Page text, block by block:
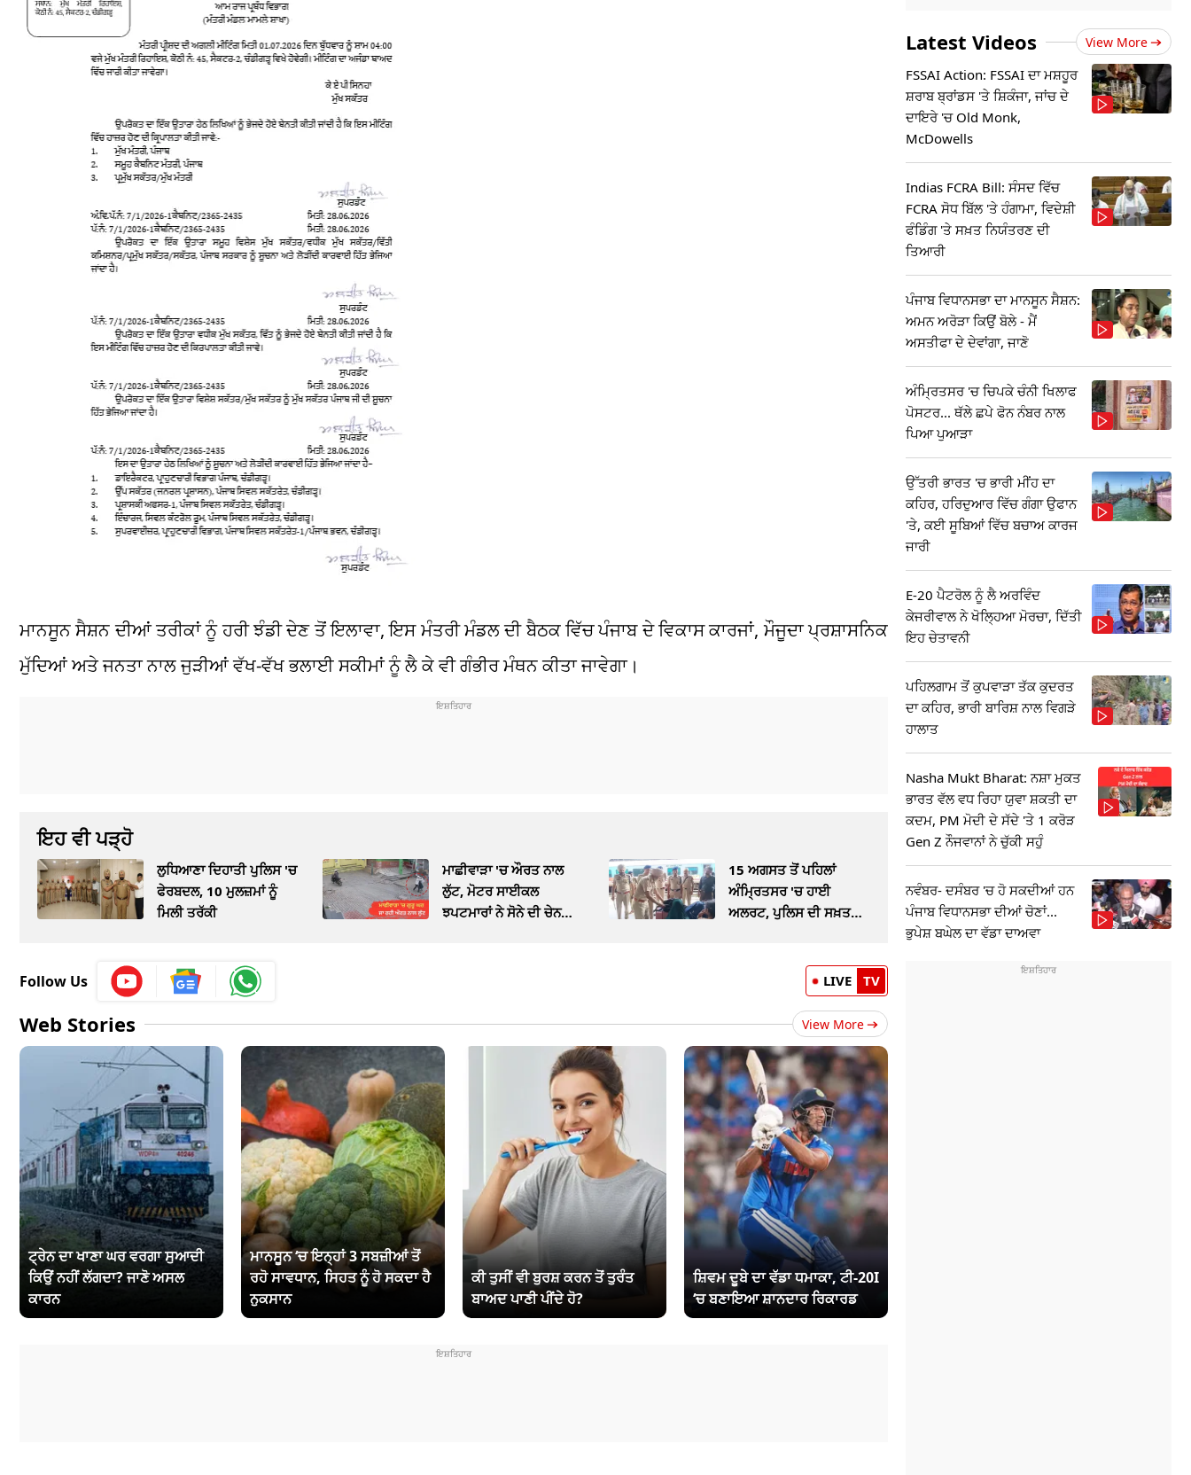
ਮਾਨਸੂਨ ਸੈਸ਼ਨ ਦੀਆਂ ਤਰੀਕਾਂ ਨੂੰ ਹਰੀ ਝੰਡੀ ਦੇਣ ਤੋਂ ਇਲਾਵਾ, ਇਸ ਮੰਤਰੀ ਮੰਡਲ ਦੀ ਬੈਠਕ ਵਿੱਚ ਪੰਜਾਬ ਦੇ ਵਿਕਾਸ ਕਾਰਜਾਂ, ਮੌਜੂਦਾ ਪ੍ਰਸ਼ਾਸਨਿਕ
ਮੁੱਦਿਆਂ ਅਤੇ ਜਨਤਾ ਨਾਲ ਜੁੜੀਆਂ ਵੱਖ-ਵੱਖ ਭਲਾਈ ਸਕੀਮਾਂ ਨੂੰ ਲੈ ਕੇ ਵੀ ਗੰਭੀਰ ਮੰਥਨ ਕੀਤਾ ਜਾਵੇਗਾ।
ਇਹ ਵੀ ਪੜ੍ਹੋ
ਲੁਧਿਆਣਾ ਦਿਹਾਤੀ ਪੁਲਿਸ 'ਚ
ਫੇਰਬਦਲ, 10 ਮੁਲਜ਼ਮਾਂ ਨੂੰ
ਮਿਲੀ ਤਰੱਕੀ
ਮਾਛੀਵਾੜਾ 'ਚ ਔਰਤ ਨਾਲ
ਲੁੱਟ, ਮੋਟਰ ਸਾਈਕਲ
ਝਪਟਮਾਰਾਂ ਨੇ ਸੋਨੇ ਦੀ ਚੇਨ
15 ਅਗਸਤ ਤੋਂ ਪਹਿਲਾਂ
ਅੰਮ੍ਰਿਤਸਰ 'ਚ ਹਾਈ
ਅਲਰਟ, ਪੁਲਿਸ ਦੀ ਸਖ਼ਤ
Follow Us LIVE TV
Web Stories View More
ਟ੍ਰੇਨ ਦਾ ਖਾਣਾ ਘਰ ਵਰਗਾ ਸੁਆਦੀ
ਕਿਉਂ ਨਹੀਂ ਲੱਗਦਾ? ਜਾਣੋ ਅਸਲ
ਕਾਰਨ
ਮਾਨਸੂਨ ‘ਚ ਇਨ੍ਹਾਂ 3 ਸਬਜ਼ੀਆਂ ਤੋਂ
ਰਹੋ ਸਾਵਧਾਨ, ਸਿਹਤ ਨੂੰ ਹੋ ਸਕਦਾ ਹੈ
ਨੁਕਸਾਨ
ਕੀ ਤੁਸੀਂ ਵੀ ਬੁਰਸ਼ ਕਰਨ ਤੋਂ ਤੁਰੰਤ
ਬਾਅਦ ਪਾਣੀ ਪੀਂਦੇ ਹੋ?
ਸ਼ਿਵਮ ਦੂਬੇ ਦਾ ਵੱਡਾ ਧਮਾਕਾ, ਟੀ-20I
‘ਚ ਬਣਾਇਆ ਸ਼ਾਨਦਾਰ ਰਿਕਾਰਡ
Latest Videos View More
FSSAI Action: FSSAI ਦਾ ਮਸ਼ਹੂਰ
ਸ਼ਰਾਬ ਬ੍ਰਾਂਡਸ 'ਤੇ ਸ਼ਿਕੰਜਾ, ਜਾਂਚ ਦੇ
ਦਾਇਰੇ 'ਚ Old Monk,
McDowells
Indias FCRA Bill: ਸੰਸਦ ਵਿੱਚ
FCRA ਸੋਧ ਬਿੱਲ 'ਤੇ ਹੰਗਾਮਾ, ਵਿਦੇਸ਼ੀ
ਫੰਡਿੰਗ 'ਤੇ ਸਖ਼ਤ ਨਿਯੰਤਰਣ ਦੀ
ਤਿਆਰੀ
ਪੰਜਾਬ ਵਿਧਾਨਸਭਾ ਦਾ ਮਾਨਸੂਨ ਸੈਸ਼ਨ:
ਅਮਨ ਅਰੋੜਾ ਕਿਉਂ ਬੋਲੇ - ਮੈਂ
ਅਸਤੀਫਾ ਦੇ ਦੇਵਾਂਗਾ, ਜਾਣੋ
ਅੰਮ੍ਰਿਤਸਰ 'ਚ ਚਿਪਕੇ ਚੰਨੀ ਖਿਲਾਫ
ਪੋਸਟਰ... ਥੱਲੇ ਛਪੇ ਫੋਨ ਨੰਬਰ ਨਾਲ
ਪਿਆ ਪੁਆੜਾ
ਉੱਤਰੀ ਭਾਰਤ 'ਚ ਭਾਰੀ ਮੀਂਹ ਦਾ
ਕਹਿਰ, ਹਰਿਦੁਆਰ ਵਿੱਚ ਗੰਗਾ ਉਫਾਨ
'ਤੇ, ਕਈ ਸੂਬਿਆਂ ਵਿੱਚ ਬਚਾਅ ਕਾਰਜ
ਜਾਰੀ
E-20 ਪੈਟਰੋਲ ਨੂੰ ਲੈ ਅਰਵਿੰਦ
ਕੇਜਰੀਵਾਲ ਨੇ ਖੋਲ੍ਹਿਆ ਮੋਰਚਾ, ਦਿੱਤੀ
ਇਹ ਚੇਤਾਵਨੀ
ਪਹਿਲਗਾਮ ਤੋਂ ਕੁਪਵਾੜਾ ਤੱਕ ਕੁਦਰਤ
ਦਾ ਕਹਿਰ, ਭਾਰੀ ਬਾਰਿਸ਼ ਨਾਲ ਵਿਗੜੇ
ਹਾਲਾਤ
Nasha Mukt Bharat: ਨਸ਼ਾ ਮੁਕਤ
ਭਾਰਤ ਵੱਲ ਵਧ ਰਿਹਾ ਯੁਵਾ ਸ਼ਕਤੀ ਦਾ
ਕਦਮ, PM ਮੋਦੀ ਦੇ ਸੱਦੇ 'ਤੇ 1 ਕਰੋੜ
Gen Z ਨੌਜਵਾਨਾਂ ਨੇ ਚੁੱਕੀ ਸਹੁੰ
ਨਵੰਬਰ- ਦਸੰਬਰ 'ਚ ਹੋ ਸਕਦੀਆਂ ਹਨ
ਪੰਜਾਬ ਵਿਧਾਨਸਭਾ ਦੀਆਂ ਚੋਣਾਂ...
ਭੁਪੇਸ਼ ਬਘੇਲ ਦਾ ਵੱਡਾ ਦਾਅਵਾ